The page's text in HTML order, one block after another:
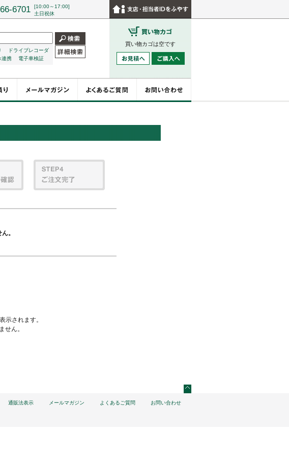
6701
[10:00～17:00]
土日祝休
ドライブレコーダ
連携 電子車検証
買い物カゴは空です
。
示されます。
せん。
通販法表示 メールマガジン よくあるご質問 お問い合わせ